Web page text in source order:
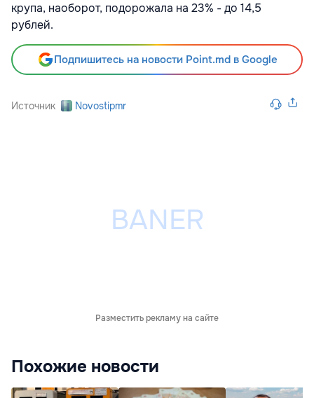
крупа, наоборот, подорожала на 23% - до 14,5
рублей.
Подпишитесь на новости Point.md в Google
Источник Novostipmr
Разместить рекламу на сайте
Похожие новости